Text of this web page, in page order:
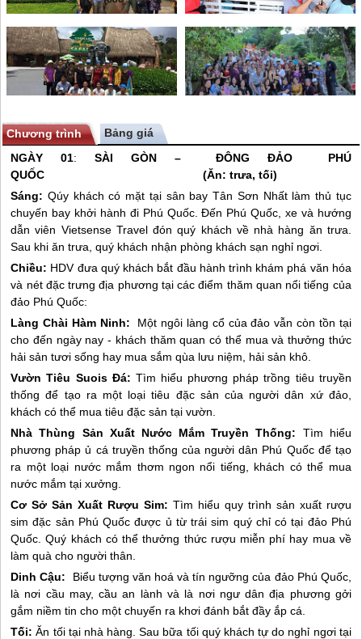
Chương trình
Bảng giá
NGÀY 01: SÀI GÒN – ĐÔNG ĐẢO PHÚ
QUỐC (Ăn: trưa, tối)
Sáng: Qúy khách có mặt tại sân bay Tân Sơn Nhất làm thủ tục
chuyến bay khởi hành đi Phú Quốc. Đến Phú Quốc , xe và hướng
dẫn viên Vietsense Travel đón quý khách về nhà hàng ăn trưa.
Sau khi ăn trưa, quý khách nhận phòng khách sạn nghỉ ngơi.
Chiều: HDV đưa quý khách bắt đầu hành trình khám phá văn hóa
và nét đặc trưng địa phương tại các điểm thăm quan nổi tiếng của
đảo Phú Quốc:
Làng Chài Hàm Ninh:
Một ngôi làng cổ của đảo vẫn còn tồn tại
cho đến ngày nay - khách thăm quan có thể mua và thưởng thức
hải sản tươi sống hay mua sắm qùa lưu niệm, hải sản khô.
Vườn Tiêu Suois Đá: Tìm hiểu phương pháp trồng tiêu truyền
thống để tạo ra một loại tiêu đặc sản của người dân xứ đảo,
khách có thể mua tiêu đặc sản tại vườn.
Nhà Thùng Sản Xuất Nước Mắm Truyền Thống: Tìm hiểu
phương pháp ủ cá truyền thống của người dân Phú Quốcđể tạo
ra một loại nước mắm thơm ngon nổi tiếng, khách có thể mua
nước mắm tại xưởng.
Cơ Sở Sản Xuất Rượu Sim: Tìm hiểu quy trình sản xuất rượu
sim đặc sản Phú Quốc được ủ từ trái sim quý chỉ có tại đảo Phú
Quốc . Quý khách có thể thưởng thức rượu miễn phí hay mua về
làm quà cho người thân.
Dinh Cậu:
Biểu tượng văn hoá và tín ngưỡng của đảo Phú Quốc,
là nơi cầu may, cầu an lành và là nơi ngư dân địa phương gởi
gắm niềm tin cho một chuyến ra khơi đánh bắt đầy ắp cá.
Tối: Ăn tối tại nhà hàng. Sau bữa tối quý khách tự do nghỉ ngơi tại